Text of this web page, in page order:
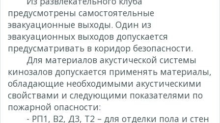
предусмотрены самостоятельные
эвакуационные выходы. Один из
эвакуационных выходов допускается
предусматривать в коридор безопасности.
Для материалов акустической системы
кинозалов допускается применять материалы,
обладающие необходимыми акустическими
свойствами и следующими показателями по
пожарной опасности:
- РП1, В2, Д3, Т2 – для отделки пола и стен